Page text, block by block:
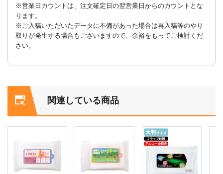
※営業日カウントは、注文確定日の翌営業日からのカウントとな
ります。
※ご入稿いただいたデータに不備があった場合は再入稿等のやり
取りが発生する場合もございますので、余裕をもってご検討くだ
さい。
関連している商品